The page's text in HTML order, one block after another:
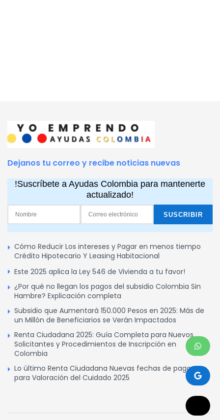
Dejanos tu correo y recibe noticias nuevas
!Suscríbete a Ayudas Colombia para mantenerte
actualizado!
Cómo Reducir Los intereses y Pagar en menos tiempo
Crédito Hipotecario Y Leasing Habitacional
Este 2025 aplica la Ley 546 de Vivienda a tu favor!
¿Por qué no llegan los pagos del subsidio Colombia Sin
Hambre? Explicación completa
Subsidio que Aumentará 150.000 Pesos en 2025: Más de
un Millón de Beneficiarios se Verán Impactados
Renta Ciudadana 2025: Guía Completa para Nuevos
Solicitantes y Procedimientos de Inscripción en
Colombia
Lo último Renta Ciudadana Nuevas fechas de pagos
para Valoración del Cuidado 2025